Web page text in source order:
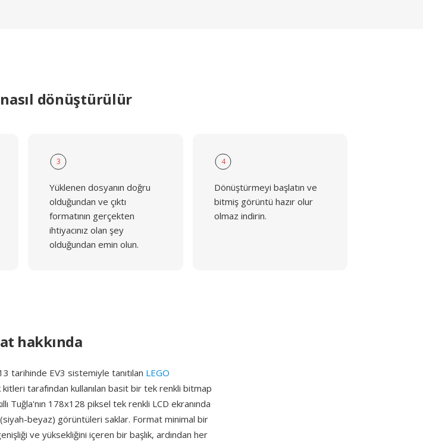
nasıl dönüştürülür
3
Yüklenen dosyanın doğru
olduğundan ve çıktı
formatının gerçekten
ihtiyacınız olan şey
olduğundan emin olun.
4
Dönüştürmeyi başlatın ve
bitmiş görüntü hazır olur
olmaz indirin.
hakkında
tarihinde EV3 sistemiyle tanıtılan LEGO
tarafından kullanılan basit bir tek renkli bitmap
Tuğla'nın 178x128 piksel tek renkli LCD ekranında
beyaz) görüntüleri saklar. Format minimal bir
ve yüksekliğini içeren bir başlık, ardından her